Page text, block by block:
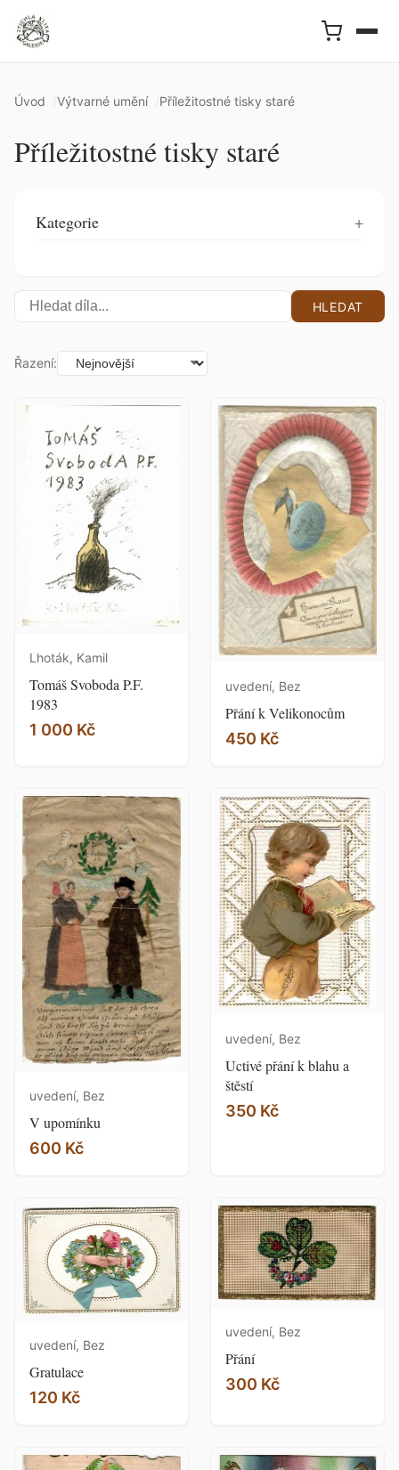
Úvod Výtvarné umění Příležitostné tisky staré
Příležitostné tisky staré
Kategorie
HLEDAT
Řazení:
Lhoták, Kamil
Tomáš Svoboda P.F.
1983
1 000 Kč
uvedení, Bez
Přání k Velikonocům
450 Kč
uvedení, Bez
V upomínku
600 Kč
uvedení, Bez
Uctivé přání k blahu a
štěstí
350 Kč
uvedení, Bez
Gratulace
120 Kč
uvedení, Bez
Přání
300 Kč